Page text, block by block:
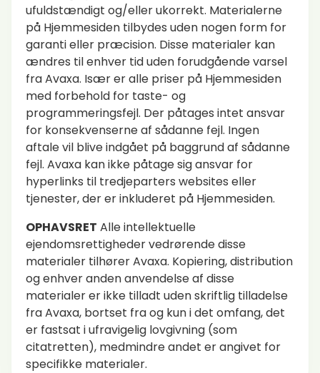
ufuldstændigt og/eller ukorrekt. Materialerne
på Hjemmesiden tilbydes uden nogen form for
garanti eller præcision. Disse materialer kan
ændres til enhver tid uden forudgående varsel
fra Avaxa. Især er alle priser på Hjemmesiden
med forbehold for taste- og
programmeringsfejl. Der påtages intet ansvar
for konsekvenserne af sådanne fejl. Ingen
aftale vil blive indgået på baggrund af sådanne
fejl. Avaxa kan ikke påtage sig ansvar for
hyperlinks til tredjeparters websites eller
tjenester, der er inkluderet på Hjemmesiden.
OPHAVSRET Alle intellektuelle
ejendomsrettigheder vedrørende disse
materialer tilhører Avaxa. Kopiering, distribution
og enhver anden anvendelse af disse
materialer er ikke tilladt uden skriftlig tilladelse
fra Avaxa, bortset fra og kun i det omfang, det
er fastsat i ufravigelig lovgivning (som
citatretten), medmindre andet er angivet for
specifikke materialer.